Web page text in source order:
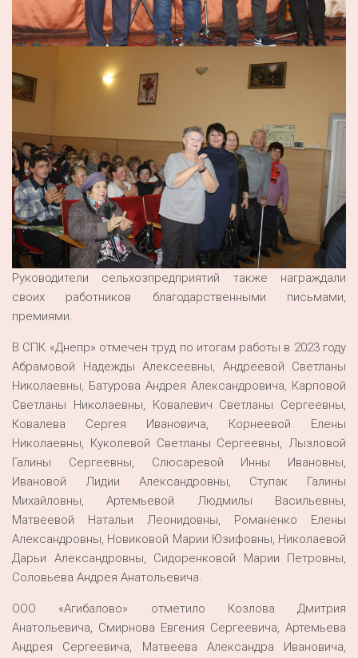
Руководители сельхозпредприятий также награждали
своих работников благодарственными письмами,
премиями.
В СПК «Днепр» отмечен труд по итогам работы в 2023 году
Абрамовой Надежды Алексеевны, Андреевой Светланы
Николаевны, Батурова Андрея Александровича, Карповой
Светланы Николаевны, Ковалевич Светланы Сергеевны,
Ковалева Сергея Ивановича, Корнеевой Елены
Николаевны, Куколевой Светланы Сергеевны, Лызловой
Галины Сергеевны, Слюсаревой Инны Ивановны,
Ивановой Лидии Александровны, Ступак Галины
Михайловны, Артемьевой Людмилы Васильевны,
Матвеевой Натальи Леонидовны, Романенко Елены
Александровны, Новиковой Марии Юзифовны, Николаевой
Дарьи Александровны, Сидоренковой Марии Петровны,
Соловьева Андрея Анатольевича.
ООО «Агибалово» отметило Козлова Дмитрия
Анатольевича, Смирнова Евгения Сергеевича, Артемьева
Андрея Сергеевича, Матвеева Александра Ивановича,